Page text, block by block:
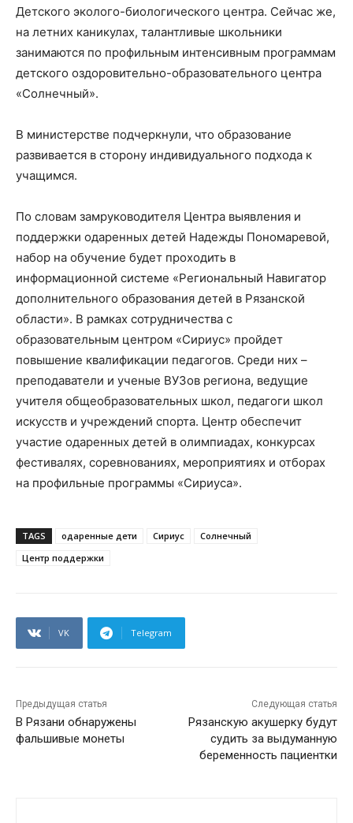
Детского эколого-биологического центра. Сейчас же,
на летних каникулах, талантливые школьники
занимаются по профильным интенсивным программам
детского оздоровительно-образовательного центра
«Солнечный».
В министерстве подчеркнули, что образование
развивается в сторону индивидуального подхода к
учащимся.
По словам замруководителя Центра выявления и
поддержки одаренных детей Надежды Пономаревой,
набор на обучение будет проходить в
информационной системе «Региональный Навигатор
дополнительного образования детей в Рязанской
области». В рамках сотрудничества с
образовательным центром «Сириус» пройдет
повышение квалификации педагогов. Среди них –
преподаватели и ученые ВУЗов региона, ведущие
учителя общеобразовательных школ, педагоги школ
искусств и учреждений спорта. Центр обеспечит
участие одаренных детей в олимпиадах, конкурсах
фестивалях, соревнованиях, мероприятиях и отборах
на профильные программы «Сириуса».
TAGS одаренные дети Сириус
Солнечный
Центр поддержки
VK Telegram
Предыдущая статья
В Рязани обнаружены
фальшивые монеты
Следующая статья
Рязанскую акушерку будут
судить за выдуманную
беременность пациентки